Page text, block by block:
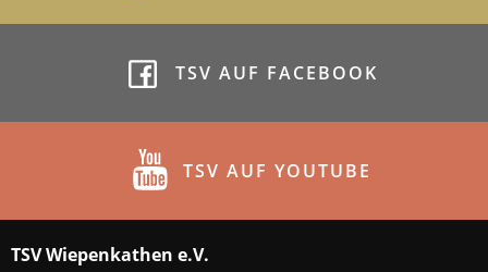
TSV AUF FACEBOOK
TSV AUF YOUTUBE
TSV Wiepenkathen e.V.